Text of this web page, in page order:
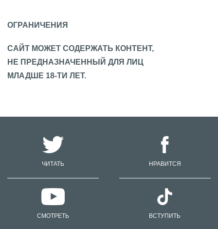
ОГРАНИЧЕНИЯ
САЙТ МОЖЕТ СОДЕРЖАТЬ КОНТЕНТ,
НЕ ПРЕДНАЗНАЧЕННЫЙ ДЛЯ ЛИЦ
МЛАДШЕ 18-ТИ ЛЕТ.
ЧИТАТЬ НРАВИТСЯ
СМОТРЕТЬ ВСТУПИТЬ